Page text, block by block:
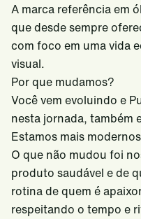
A marca referência em
que desde sempre
com foco em uma vida
visual.
Por que mudamos?
Você vem evoluindo e
nesta jornada, também
Estamos mais
O que não mudou foi
produto saudável e de
rotina de quem é
respeitando o tempo e